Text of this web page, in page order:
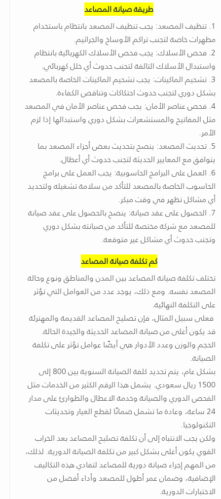
طريقة صيانة المصاعد
1. تنظيف المصعد: يجب تنظيف المصعد بانتظام باستخدام
مطهرات خاصة لتجنب تراكم الأوساخ والجراثيم.
2. فحص الأسلاك: يجب فحص الأسلاك الكهربائية بانتظام
واستبدال الأسلاك التالفة لتجنب حدوث أي خلل كهربائي.
3. تشحيم الماكينات: يجب تشحيم الماكينات الخاصة بالمصعد
بشكل دوري لتجنب حدوث احتكاكات وتناقص الكفاءة.
4. فحص عناصر الأمان: يجب فحص عناصر الأمان في المصعد
مثل المفاتيح والمستشعرات بشكل دوري واستبدالها إذا لزم
الأمر.
5. تحديث المصعد: ينصح بتحديث بعض أجزاء المصعد بما
يتوافق مع المعايير الحديثة لتجنب حدوث أي أعطال.
6. العمل على البرامج الحاسوبية: يجب العمل على برامج
الحاسوب الخاصة بالمصعد للتأكد من سلامة تشغيله ولتحديد
أي مشاكل تظهر في وقت مبكر.
7. الحصول على عقد صيانة: ينصح بالحصول على عقد صيانة
للمصعد مع شركة مختصة للتأكد من صيانته بشكل دوري
وتجنب حدوث أي مشاكل غير متوقعة.
كم تكلفة صيانة المصاعد
تختلف تكلفة صيانة المصاعد بين المدن والمناطق ونوع وحالة
المصعد نفسه. ومع ذلك، يوجد عدد من العوامل التي تؤثر
على التكلفة النهائية.
فعلى سبيل المثال، فإن تصليح المصاعد القديمة والمهترئة
قد يكون أغلى من صيانة المصاعد الحديثة والجيدة الحالة.
الحجم والوزن وعدد الأدوار هي أيضًا عوامل تؤثر على تكلفة
الصيانة.
بشكل عام، يتم تحديد كلفة الصيانة السنوية بين 800 إلى
1500 ريال سعودي. يشمل هذا الرقم الكثير من الخدمات مثل
الفحص الدوري والصيانة وخدمة الاعطال والطوارئ على مدار
24 ساعة، وعادة ما تشمل ضمانًا لقطع الغيار وتحديثات
التكنولوجيا.
ولكن يجب الانتباه إلى أن تكلفة تصليح المصاعد بعد الخراب
القوي يكون أغلى بشكل كبير من تكلفة الصيانة الدورية. لذلك،
من المهم إجراء صيانة دورية للمصاعد لتفادي هذه التكاليف
الإضافية، وضمان عمر أطول للمصعد وأداء أفضل من
الاختبارات الدورية.